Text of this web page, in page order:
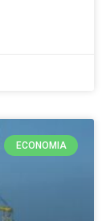
ECONOMIA